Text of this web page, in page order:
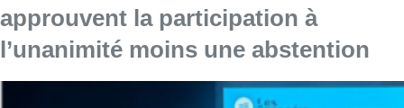
approuvent la participation à
l’unanimité moins une abstention